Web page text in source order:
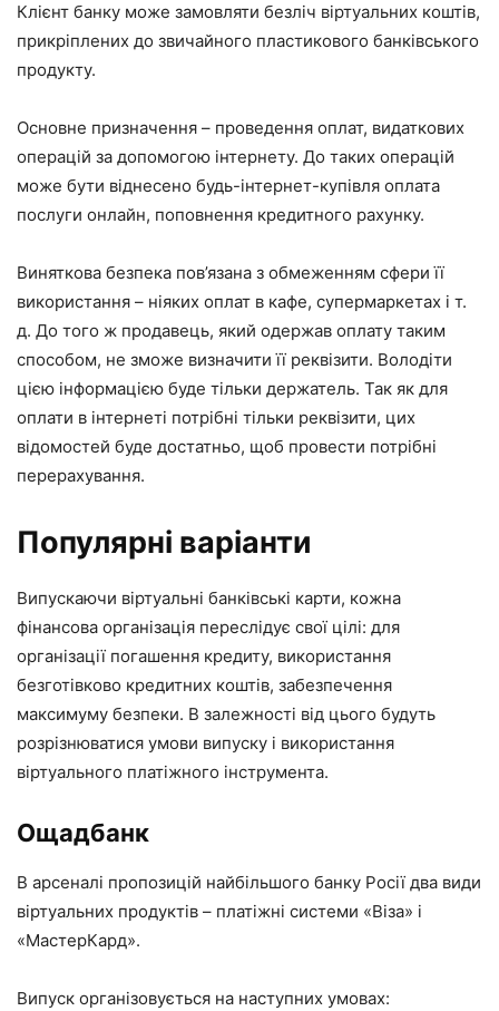
Клієнт банку може замовляти безліч віртуальних коштів,
прикріплених до звичайного пластикового банківського
продукту.
Основне призначення – проведення оплат, видаткових
операцій за допомогою інтернету. До таких операцій
може бути віднесено будь-інтернет-купівля оплата
послуги онлайн, поповнення кредитного рахунку.
Виняткова безпека пов’язана з обмеженням сфери її
використання – ніяких оплат в кафе, супермаркетах і т.
д. До того ж продавець, який одержав оплату таким
способом, не зможе визначити її реквізити. Володіти
цією інформацією буде тільки держатель. Так як для
оплати в інтернеті потрібні тільки реквізити, цих
відомостей буде достатньо, щоб провести потрібні
перерахування.
Популярні варіанти
Випускаючи віртуальні банківські карти, кожна
фінансова організація переслідує свої цілі: для
організації погашення кредиту, використання
безготівково кредитних коштів, забезпечення
максимуму безпеки. В залежності від цього будуть
розрізнюватися умови випуску і використання
віртуального платіжного інструмента.
Ощадбанк
В арсеналі пропозицій найбільшого банку Росії два види
віртуальних продуктів – платіжні системи «Віза» і
«МастерКард».
Випуск організовується на наступних умовах: